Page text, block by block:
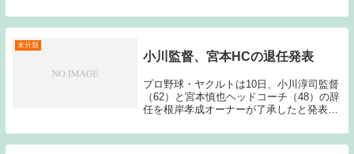
確保するとともに各球団の戦力アップにつ
なげる取り組みの実現に向けて具体的に動
未分類
小川監督、宮本HCの退任発表
プロ野球・ヤクルトは10日、小川淳司監督
（62）と宮本慎也ヘッドコーチ（48）の辞
任を根岸孝成オーナーが了承したと発表し
が最下位に低迷していることを受け、球団
に辞意を伝えていた。（毎日新聞引用）過